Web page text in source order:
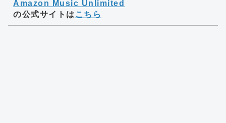
Amazon Music Unlimited
の公式サイトは こちら